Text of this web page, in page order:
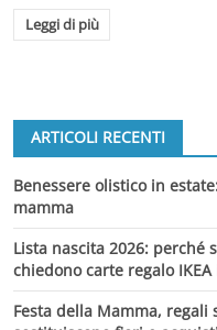
Leggi di più
ARTICOLI RECENTI
Benessere olistico in
mamma
Lista nascita 2026:
chiedono carte regalo
Festa della Mamma,